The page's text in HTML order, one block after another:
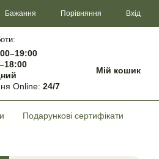
Бажання Порівняння Вхід
Online: 24/7
Мій кошик
Подарункові сертифікати